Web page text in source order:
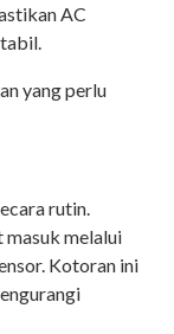
AC
yang perlu
rutin.
masuk melalui
Kotoran ini